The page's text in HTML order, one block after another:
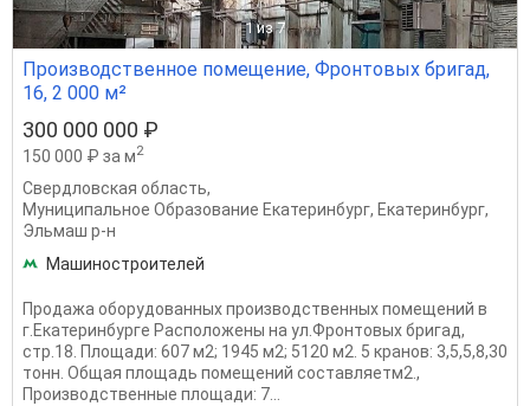
1 из 7
Производственное помещение, Фронтовых бригад,
16, 2 000 м²
300 000 000 ₽
150 000 ₽ за м2
Свердловская область,
Муниципальное Образование Екатеринбург, Екатеринбург,
Эльмаш р-н
Машиностроителей
Продажа оборудованных производственных помещений в
г.Екатеринбурге Расположены на ул.Фронтовых бригад,
стр.18. Площади: 607 м2; 1945 м2; 5120 м2. 5 кранов: 3,5,5,8,30
тонн. Общая площадь помещений составляетм2.,
Производственные площади: 7...